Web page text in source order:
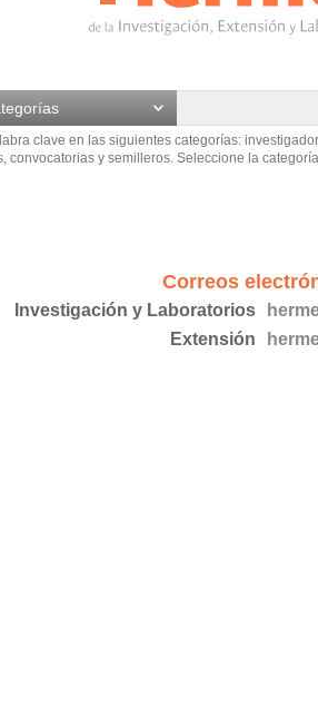
clave en las siguientes categorías:
convocatorias y semilleros. Seleccione la
Correos
Investigación y Laboratorios
Extensión